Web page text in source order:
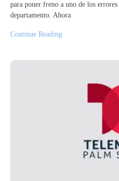
para poner freno a uno de los
departamento. Ahora
Continue Reading